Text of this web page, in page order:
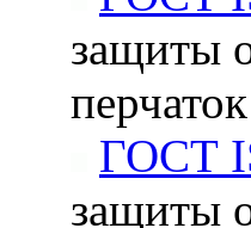
защиты
ГОСТ
защиты